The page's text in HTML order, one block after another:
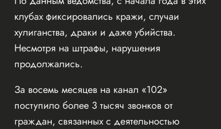
клубах фиксировались кражи, случаи
хулиганства, драки и даже убийства.
Несмотря на штрафы, нарушения
продолжались.
За восемь месяцев на канал «102»
поступило более 3 тысяч звонков от
граждан, связанных с деятельностью